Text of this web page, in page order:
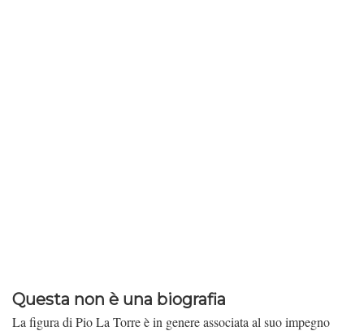
Questa non è una biografia
La figura di Pio La Torre è in genere associata al suo impegno